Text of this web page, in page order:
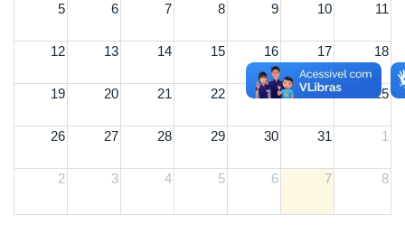
5 6 7 8 9 10 11
12 13 14 15 16 17 18
19 20 21 22 23 24 25
26 27 28 29 30 31 1
2 3 4 5 6 7 8